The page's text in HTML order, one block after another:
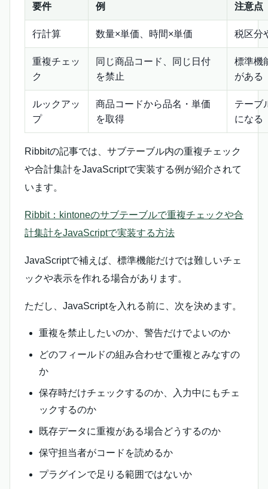
要件 例 注意点
行計算 数量×単価、時間×単価 税区分
重複チェッ
ク
同じ商品コード、同じ日付
を禁止
標準機
がある
ルックアッ
プ
商品コードから品名・単価
を取得
テーブ
になる
Ribbitの記事では、サブテーブル内の重複チェック
や合計集計をJavaScriptで実装する例が紹介されて
います。
Ribbit：kintoneのサブテーブルで重複チェックや合
計集計をJavaScriptで実装する方法
JavaScriptで補えば、標準機能だけでは難しいチェ
ックや表示を作れる場合があります。
ただし、JavaScriptを入れる前に、次を決めます。
重複を禁止したいのか、警告だけでよいのか
どのフィールドの組み合わせで重複とみなすの
か
保存時だけチェックするのか、入力中にもチェ
ックするのか
既存データに重複がある場合どうするのか
保守担当者がコードを読めるか
プラグインで足りる範囲ではないか